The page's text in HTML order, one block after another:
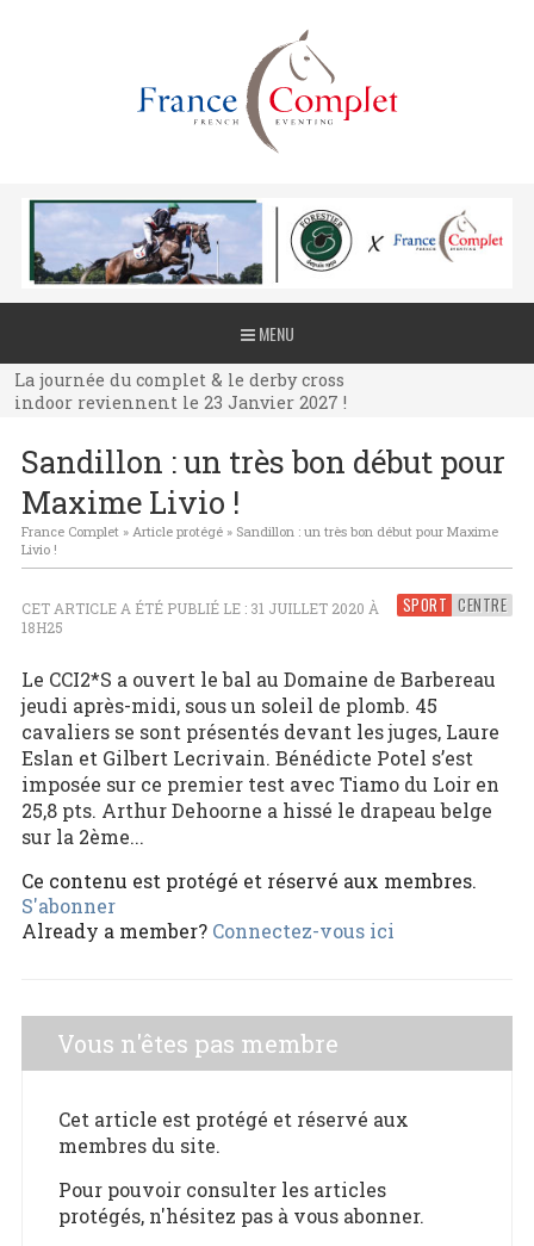
MENU
La journée du complet & le derby cross
indoor reviennent le 23 Janvier 2027 !
La journée du complet & le derby cross
indoor reviennent le 23 Janvier 2027 !
indoor reviennent le 23 Janvier 2027 !
Sandillon : un très bon début pour
Maxime Livio !
France Complet» Article protégé» Sandillon : un très bon début pour Maxime
Livio !
SPORT CENTRE
CET ARTICLE A ÉTÉ PUBLIÉ LE : 31 JUILLET 2020 À
18H25
Le CCI2*S a ouvert le bal au Domaine de Barbereau
jeudi après-midi, sous un soleil de plomb. 45
cavaliers se sont présentés devant les juges, Laure
Eslan et Gilbert Lecrivain. Bénédicte Potel s’est
imposée sur ce premier test avec Tiamo du Loir en
25,8 pts. Arthur Dehoorne a hissé le drapeau belge
sur la 2ème...
Ce contenu est protégé et réservé aux membres.
S'abonner
Already a member? Connectez-vous ici
Vous n'êtes pas membre
Cet article est protégé et réservé aux
membres du site.
Pour pouvoir consulter les articles
protégés, n'hésitez pas à vous abonner.